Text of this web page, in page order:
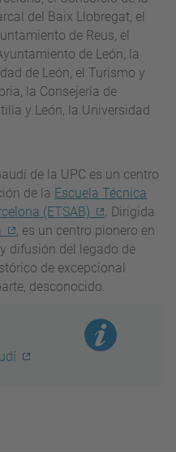
del Baix Llobregat, el
de Reus, el
de León, la
de León, el Turismo y
la Consejería de
y León, la Universidad
de la UPC es un centro
de la Escuela Técnica
(ETSAB)
. Dirigida
, es un centro pionero en
difusión del legado de
de excepcional
desconocido.